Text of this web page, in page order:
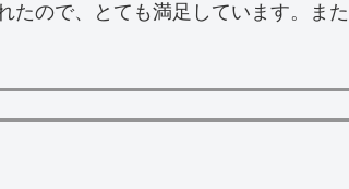
たので、とても満足しています。また